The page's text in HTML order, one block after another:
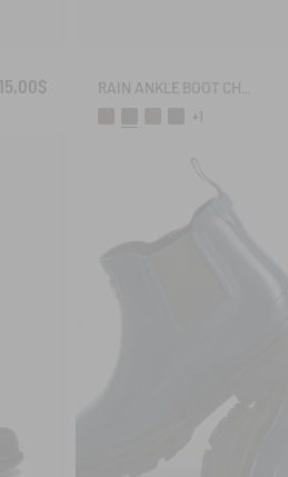
+1